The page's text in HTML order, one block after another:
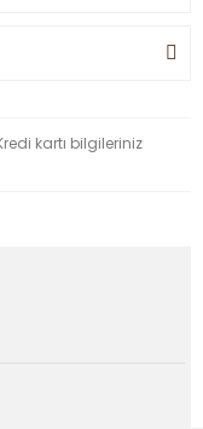
kartı bilgileriniz